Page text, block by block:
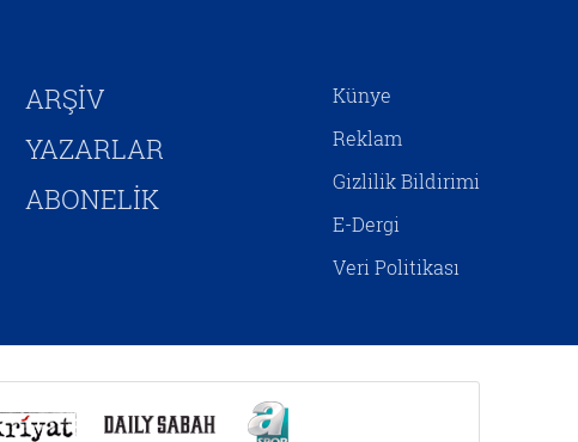
hızlandırıp Yeni Ahit
metinlerinde aktarılan birtakım
kehanetlerin gerçekleşmesini
sağlamaya yönelik adımlar olarak
yorumlamak mümkündür.
ARŞİV
YAZARLAR
ABONELİK
Künye
Reklam
Gizlilik Bildirimi
E-Dergi
Veri Politikası